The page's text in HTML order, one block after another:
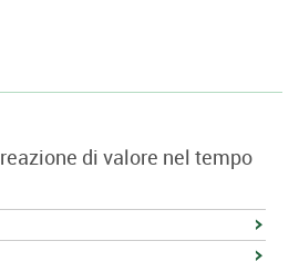
di valore nel tempo